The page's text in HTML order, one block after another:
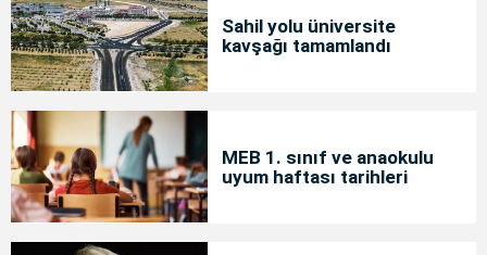
Sahil yolu üniversite
kavşağı tamamlandı
MEB 1. sınıf ve anaokulu
uyum haftası tarihleri